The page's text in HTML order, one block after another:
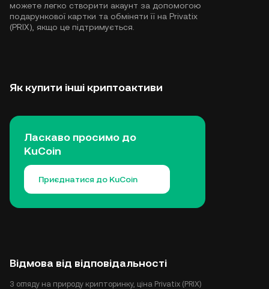
можете легко створити акаунт за допомогою
подарункової картки та обміняти її на Privatix
(PRIX), якщо це підтримується.
Як купити інші криптоактиви
Ласкаво просимо до
KuCoin
Приєднатися до KuCoin
Відмова від відповідальності
З огляду на природу крипторинку, ціна Privatix (PRIX)